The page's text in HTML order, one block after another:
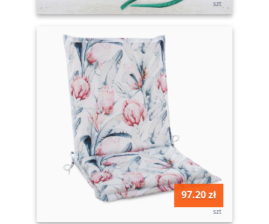
szt
97.20 zł
szt